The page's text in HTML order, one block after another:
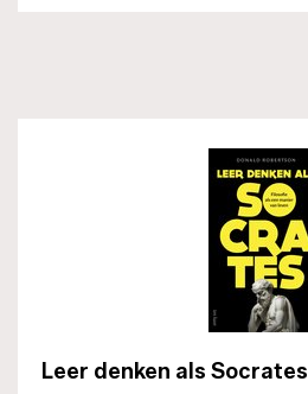
Leer denken als Socrates